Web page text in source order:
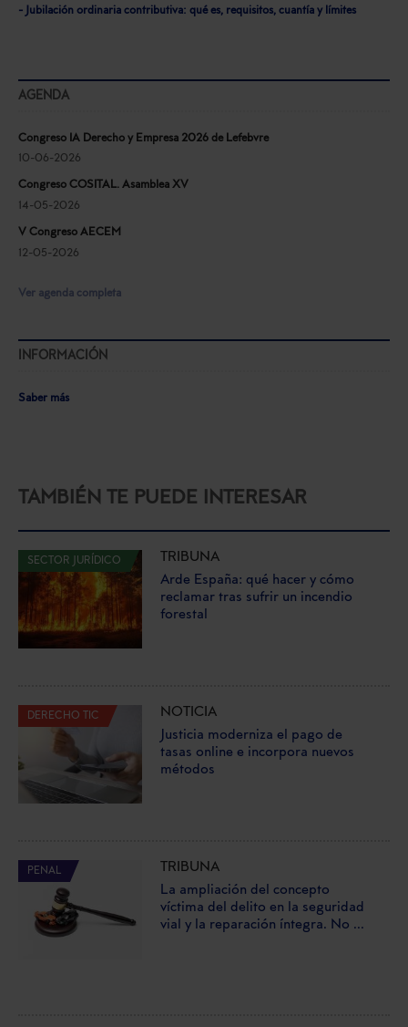
- Jubilación ordinaria contributiva: qué es, requisitos, cuantía y límites
AGENDA
Congreso IA Derecho y Empresa 2026 de Lefebvre
10-06-2026
Congreso COSITAL. Asamblea XV
14-05-2026
V Congreso AECEM
12-05-2026
Ver agenda completa
INFORMACIÓN
Saber más
TAMBIÉN TE PUEDE INTERESAR
SECTOR JURÍDICO
TRIBUNA
Arde España: qué hacer y cómo
reclamar tras sufrir un incendio
forestal
DERECHO TIC
NOTICIA
Justicia moderniza el pago de
tasas online e incorpora nuevos
métodos
PENAL
TRIBUNA
La ampliación del concepto
víctima del delito en la seguridad
vial y la reparación íntegra. No ...